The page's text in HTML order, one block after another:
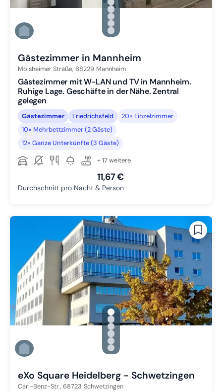
Zu Slide 1 wechseln
Zu Slide 2 wechseln
Zu Slide 3 wechseln
Zu Slide 4 wechseln
Zu Slide 5 wechseln
Zu Slide 6 wechseln
Gästezimmer in Mannheim
Molsheimer Straße, 68229 Mannheim
Gästezimmer mit W-LAN und TV in Mannheim.
Ruhige Lage. Geschäfte in der Nähe. Zentral
gelegen
Gästezimmer Friedrichsfeld
20× Einzelzimmer
10× Mehrbettzimmer (2 Gäste)
12× Ganze Unterkünfte (3 Gäste)
+ 17 weitere
11,67 €
Durchschnitt pro Nacht & Person
gallery.slide_selector
Zu Slide 1 wechseln
Zu Slide 2 wechseln
Zu Slide 3 wechseln
Zu Slide 4 wechseln
Zu Slide 5 wechseln
Zu Slide 6 wechseln
eXo Square Heidelberg - Schwetzingen
Carl-Benz-Str., 68723 Schwetzingen